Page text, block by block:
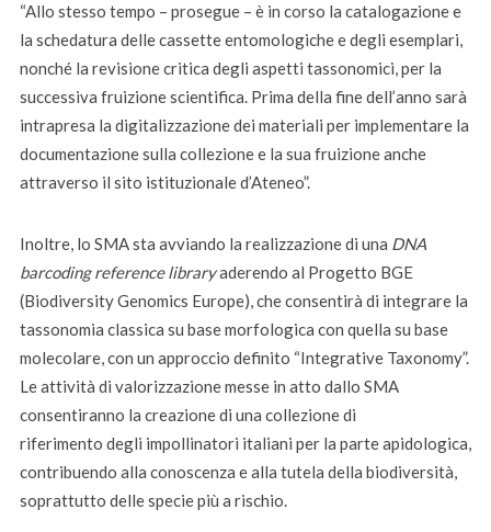
“Allo stesso tempo – prosegue – è in corso la catalogazione e
la schedatura delle cassette entomologiche e degli esemplari,
nonché la revisione critica degli aspetti tassonomici, per la
successiva fruizione scientifica. Prima della fine dell’anno sarà
intrapresa la digitalizzazione dei materiali per implementare la
documentazione sulla collezione e la sua fruizione anche
attraverso il sito istituzionale d’Ateneo”.
Inoltre, lo SMA sta avviando la realizzazione di una DNA
barcoding reference libraryaderendo al Progetto BGE
(Biodiversity Genomics Europe), che consentirà di integrare la
tassonomia classica su base morfologica con quella su base
molecolare, con un approccio definito “Integrative Taxonomy”.
Le attività di valorizzazione messe in atto dallo SMA
consentiranno la creazione di una collezione di
riferimento degli impollinatori italiani per la parte apidologica,
contribuendo alla conoscenza e alla tutela della biodiversità,
soprattutto delle specie più a rischio.